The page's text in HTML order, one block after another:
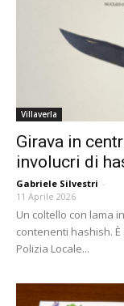
Villaverla
Girava in
involucri di
Gabriele Silvestri -
11 Aprile 2026
Un coltello con lama
contenenti hashish.
Polizia Locale...